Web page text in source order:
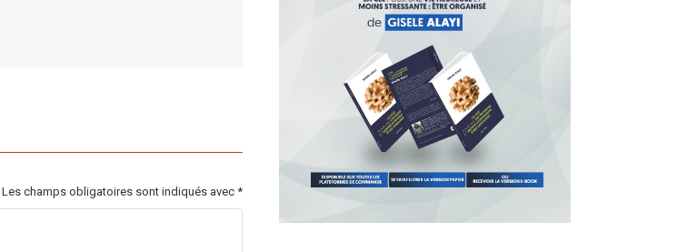
Les champs obligatoires sont indiqués avec *